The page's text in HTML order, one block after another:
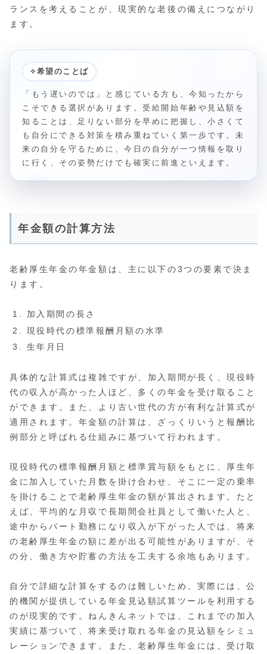
ランスを考えることが、現実的な老後の備えにつながり
ます。
✧希望のことば
「もう遅いのでは」と感じている方も、今知ったから
こそできる選択があります。受給開始年齢や見込額を
知ることは、足りない部分を早めに把握し、小さくて
も自分にできる対策を積み重ねていく第一歩です。未
来の自分を守るために、今日の自分が一つ情報を取り
に行く、その姿勢だけでも確実に前進といえます。
年金額の計算方法
老齢厚生年金の年金額は、主に以下の3つの要素で決ま
ります。
加入期間の長さ
現役時代の標準報酬月額の水準
生年月日
具体的な計算式は複雑ですが、加入期間が長く、現役時
代の収入が高かった人ほど、多くの年金を受け取ること
ができます。また、より古い世代の方が有利な計算式が
適用されます。年金額の計算は、ざっくりいうと報酬比
例部分と呼ばれる仕組みに基づいて行われます。
現役時代の標準報酬月額と標準賞与額をもとに、厚生年
金に加入していた月数を掛け合わせ、そこに一定の乗率
を掛けることで老齢厚生年金の額が算出されます。たと
えば、平均的な月収で長期間会社員として働いた人と、
途中からパート勤務になり収入が下がった人では、将来
の老齢厚生年金の額に差が出る可能性がありますが、そ
の分、働き方や貯蓄の方法を工夫する余地もあります。
自分で詳細な計算をするのは難しいため、実際には、公
的機関が提供している年金見込額試算ツールを利用する
のが現実的です。ねんきんネットでは、これまでの加入
実績に基づいて、将来受け取れる年金の見込額をシミュ
レーションできます。また、老齢厚生年金には、受け取